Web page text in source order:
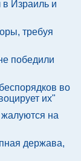
Израиль и
требуя
победили
во
их"
на
держава,